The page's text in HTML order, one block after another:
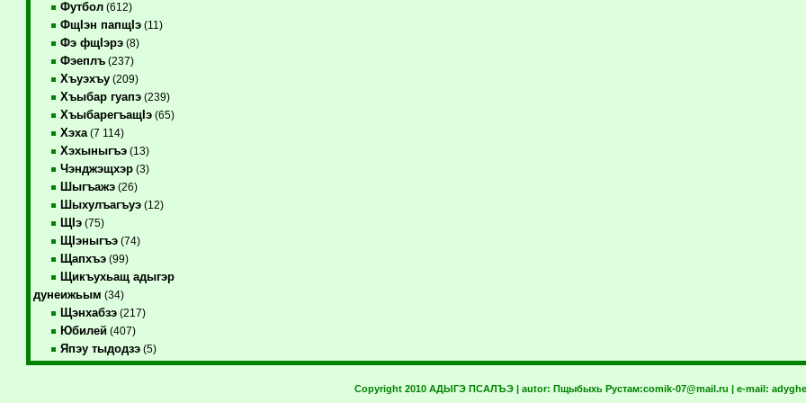
Футбол(612)
ФщIэн папщIэ(11)
Фэ фщIэрэ(8)
Фэеплъ(237)
Хъуэхъу(209)
Хъыбар гуапэ(239)
ХъыбарегъащIэ(65)
Хэха(7 114)
Хэхыныгъэ(13)
Чэнджэщхэр(3)
Шыгъажэ(26)
Шыхулъагъуэ(12)
ЩIэ(75)
ЩIэныгъэ(74)
Щапхъэ(99)
Щикъухьащ адыгэр
дунеижьым (34)
Щэнхабзэ(217)
Юбилей(407)
Япэу тыдодзэ(5)
Copyright 2010 АДЫГЭ ПСАЛЪЭ | autor: Пщыбыхь Рустам:comik-07@mail.ru | e-mail: